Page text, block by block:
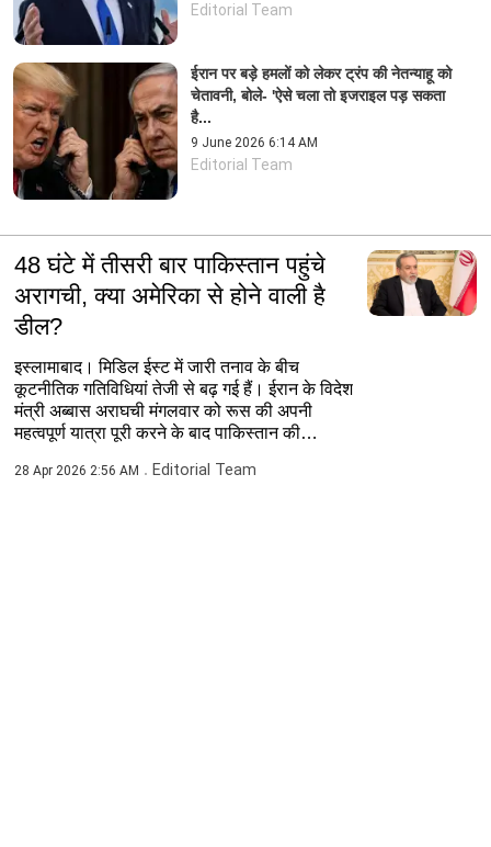
Editorial Team
ईरान पर बड़े हमलों को लेकर ट्रंप की नेतन्याहू को
चेतावनी, बोले- 'ऐसे चला तो इजराइल पड़ सकता
है...
9 June 2026 6:14 AM
Editorial Team
48 घंटे में तीसरी बार पाकिस्तान पहुंचे
अरागची, क्या अमेरिका से होने वाली है
डील?
इस्‍लामाबाद। मिडिल ईस्ट में जारी तनाव के बीच
कूटनीतिक गतिविधियां तेजी से बढ़ गई हैं। ईरान के विदेश
मंत्री अब्बास अराघची मंगलवार को रूस की अपनी
महत्वपूर्ण यात्रा पूरी करने के बाद पाकिस्तान की
28 Apr 2026 2:56 AM Editorial Team